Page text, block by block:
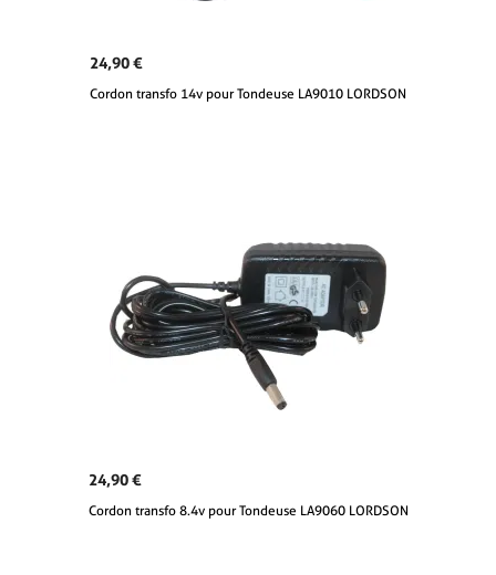
24,90 €
Cordon transfo 14v pour Tondeuse LA9010 LORDSON
24,90 €
Cordon transfo 8.4v pour Tondeuse LA9060 LORDSON